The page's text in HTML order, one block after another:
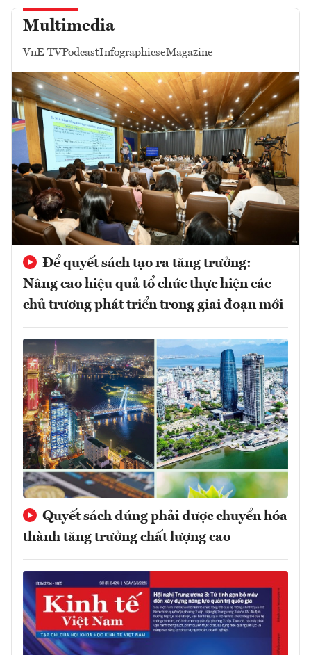
Multimedia
VnE TVPodcastInfographicseMagazine
Để quyết sách tạo ra tăng trưởng:
Nâng cao hiệu quả tổ chức thực hiện các
chủ trương phát triển trong giai đoạn mới
Quyết sách đúng phải được chuyển hóa
thành tăng trưởng chất lượng cao